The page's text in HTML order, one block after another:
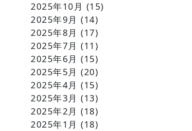
2025年10月 (15)
2025年9月 (14)
2025年8月 (17)
2025年7月 (11)
2025年6月 (15)
2025年5月 (20)
2025年4月 (15)
2025年3月 (13)
2025年2月 (18)
2025年1月 (18)